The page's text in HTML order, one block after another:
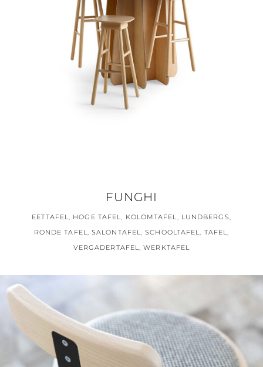
FUNGHI
EETTAFEL, HOGE TAFEL, KOLOMTAFEL, LUNDBERGS,
RONDE TAFEL,SALONTAFEL,SCHOOLTAFEL, TAFEL,
VERGADERTAFEL,WERKTAFEL